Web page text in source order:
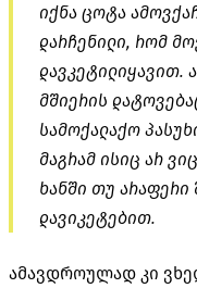
იქნა ცოტა
დარჩენილი, რომ
დავკეტილიყავით.
მშიერის
სამოქალაქო
მაგრამ ისიც არ
ხანში თუ არაფერი
დავიკეტებით.
ამავდროულად კი